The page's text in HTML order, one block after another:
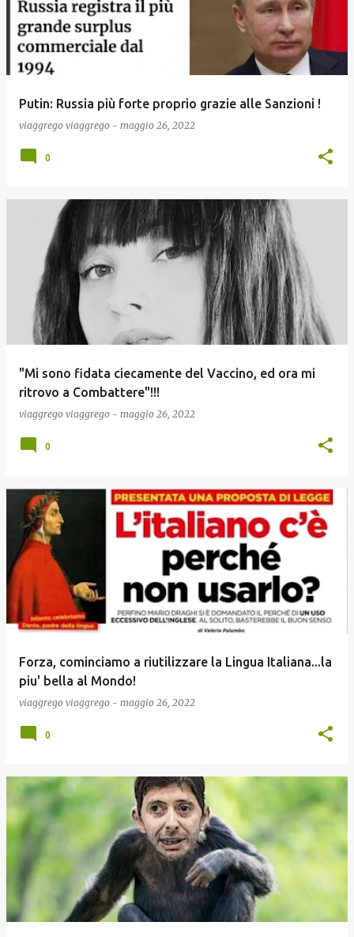
Putin: Russia più forte proprio grazie alle Sanzioni !
viaggrego viaggrego - maggio 26, 2022
0
"Mi sono fidata ciecamente del Vaccino, ed ora mi
ritrovo a Combattere"!!!
viaggrego viaggrego - maggio 26, 2022
0
Forza, cominciamo a riutilizzare la Lingua Italiana...la
piu' bella al Mondo!
viaggrego viaggrego - maggio 26, 2022
0